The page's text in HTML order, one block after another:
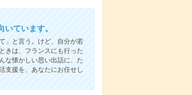
ています。
」と言う。けど、自分が若
きは、フランスにも行った
な懐かしい思い出話に、た
支援を、あなたにお任せし